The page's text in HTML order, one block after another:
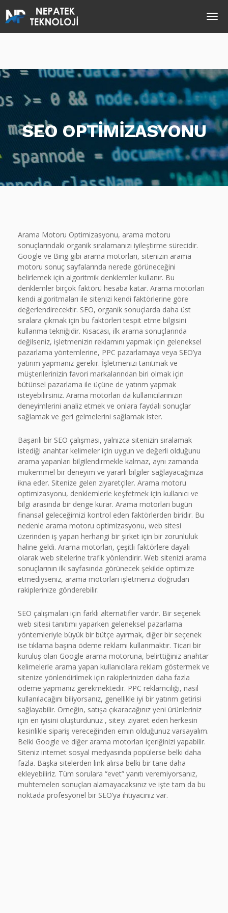
SEO OPTİMİZASYONU
Arama Motoru Optimizasyonu, arama motoru
sonuçlarındaki organik sıralamanızı iyileştirme sürecidir.
Google ve Bing gibi arama motorları, sitenizin arama
motoru sonuç sayfalarında nerede görüneceğini
belirlemek için algoritmik denklemler kullanır. Bu
denklemler birçok faktörü hesaba katar. Arama motorları
kendi algoritmaları ile sitenizi kendi faktörlerine göre
değerlendirecektir. SEO, organik sonuçlarda daha üst
sıralara çıkmak için bu faktörleri tespit etme bilgisini
kullanma tekniğidir. Kısacası, ilk arama sonuçlarında
değilseniz, işletmenizin reklamını yapmak için geleneksel
pazarlama yöntemlerine, PPC pazarlamaya veya SEO’ya
yatırım yapmanız gerekir. İşletmenizi tanıtmak ve
müşterilerinizin favori markalarından biri olmak için
bütünsel pazarlama ile üçüne de yatırım yapmak
isteyebilirsiniz. Arama motorları da kullanıcılarınızın
deneyimlerini analiz etmek ve onlara faydalı sonuçlar
sağlamak ve geri gelmelerini sağlamak ister.
Başarılı bir SEO çalışması, yalnızca sitenizin sıralamak
istediği anahtar kelimeler için uygun ve değerli olduğunu
arama yapanları bilgilendirmekle kalmaz, aynı zamanda
mükemmel bir deneyim ve yararlı bilgiler sağlayacağınıza
ikna eder. Sitenize gelen ziyaretçiler. Arama motoru
optimizasyonu, denklemlerle keşfetmek için kullanıcı ve
bilgi arasında bir denge kurar. Arama motorları bugün
finansal geleceğimizi kontrol eden faktörlerden biridir. Bu
nedenle arama motoru optimizasyonu, web sitesi
üzerinden iş yapan herhangi bir şirket için bir zorunluluk
haline geldi. Arama motorları, çeşitli faktörlere dayalı
olarak web sitelerine trafik yönlendirir. Web sitenizi arama
sonuçlarının ilk sayfasında görünecek şekilde optimize
etmediyseniz, arama motorları işletmenizi doğrudan
rakiplerinize gönderebilir.
SEO çalışmaları için farklı alternatifler vardır. Bir seçenek
web sitesi tanıtımı yaparken geleneksel pazarlama
yöntemleriyle büyük bir bütçe ayırmak, diğer bir seçenek
ise tıklama başına ödeme reklamı kullanmaktır. Ticari bir
kuruluş olan Google arama motoruna, belirttiğiniz anahtar
kelimelerle arama yapan kullanıcılara reklam göstermek ve
sitenize yönlendirilmek için rakiplerinizden daha fazla
ödeme yapmanız gerekmektedir. PPC reklamcılığı, nasıl
kullanılacağını biliyorsanız, genellikle iyi bir yatırım getirisi
sağlayabilir. Örneğin, satışa çıkaracağınız yeni ürünleriniz
için en iyisini oluşturdunuz , siteyi ziyaret eden herkesin
kesinlikle sipariş vereceğinden emin olduğunuz varsayalım.
Belki Google ve diğer arama motorları içeriğinizi yapabilir.
Siteniz internet sosyal medyasında popülerse belki daha
fazla. Başka sitelerden link alırsa belki bir tane daha
ekleyebiliriz. Tüm sorulara “evet” yanıtı veremiyorsanız,
muhtemelen sonuçları alamayacaksınız ve işte tam da bu
noktada profesyonel bir SEO’ya ihtiyacınız var.